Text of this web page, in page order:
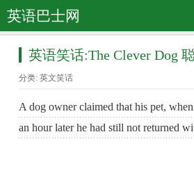
英语巴士网
英语笑话:The Clever Dog
分类: 英文笑话
A dog owner claimed that his pet,
an hour later he had still not returned